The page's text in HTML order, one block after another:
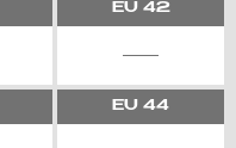
EU42
EU 44